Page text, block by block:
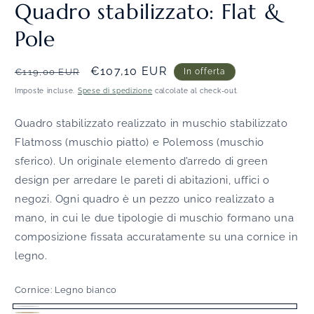
Quadro stabilizzato: Flat &
Pole
Prezzo
di
€119,00 EUR
Prezzo
scontato
€107,10 EUR In offerta
Imposte incluse. Spese di spedizione calcolate al check-out.
Quadro stabilizzato realizzato in muschio stabilizzato
Flatmoss (muschio piatto) e Polemoss (muschio
sferico). Un originale elemento d’arredo di green
design per arredare le pareti di abitazioni, uffici o
negozi. Ogni quadro è un pezzo unico realizzato a
mano, in cui le due tipologie di muschio formano una
composizione fissata accuratamente su una cornice in
legno.
Cornice: Legno bianco